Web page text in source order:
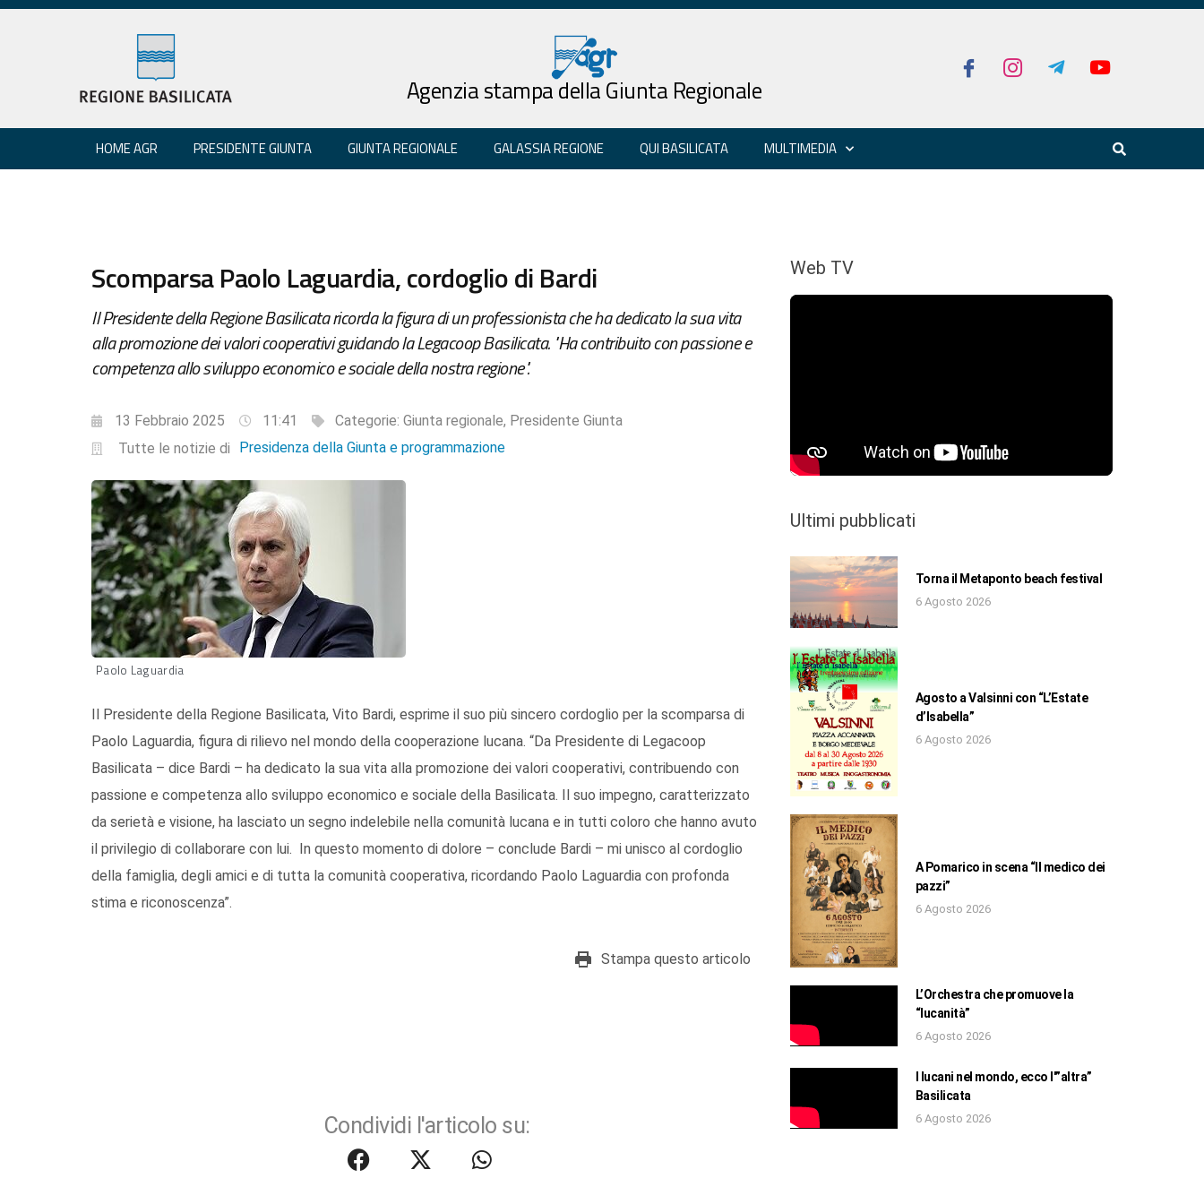
Agenzia stampa della Giunta Regionale
HOME AGR PRESIDENTE GIUNTA GIUNTA REGIONALE GALASSIA REGIONE QUI BASILICATA MULTIMEDIA
Scomparsa Paolo Laguardia, cordoglio di Bardi
Il Presidente della Regione Basilicata ricorda la figura di un professionista che ha dedicato la sua vita
alla promozione dei valori cooperativi guidando la Legacoop Basilicata. "Ha contribuito con passione e
competenza allo sviluppo economico e sociale della nostra regione".
13 Febbraio 2025 11:41 Categorie: Giunta regionale, Presidente Giunta
Tutte le notizie di
Presidenza della Giunta e programmazione
Paolo Laguardia
Il Presidente della Regione Basilicata, Vito Bardi, esprime il suo più sincero cordoglio per la scomparsa di
Paolo Laguardia, figura di rilievo nel mondo della cooperazione lucana. “Da Presidente di Legacoop
Basilicata – dice Bardi – ha dedicato la sua vita alla promozione dei valori cooperativi, contribuendo con
passione e competenza allo sviluppo economico e sociale della Basilicata. Il suo impegno, caratterizzato
da serietà e visione, ha lasciato un segno indelebile nella comunità lucana e in tutti coloro che hanno avuto
il privilegio di collaborare con lui. In questo momento di dolore – conclude Bardi – mi unisco al cordoglio
della famiglia, degli amici e di tutta la comunità cooperativa, ricordando Paolo Laguardia con profonda
stima e riconoscenza”.
Stampa questo articolo
Condividi l'articolo su:
Web TV
Ultimi pubblicati
Torna il Metaponto beach festival
6 Agosto 2026
Agosto a Valsinni con “L’Estate
d’Isabella”
6 Agosto 2026
A Pomarico in scena “Il medico dei
pazzi”
6 Agosto 2026
L’Orchestra che promuove la
“lucanità”
6 Agosto 2026
I lucani nel mondo, ecco l'”altra”
Basilicata
6 Agosto 2026